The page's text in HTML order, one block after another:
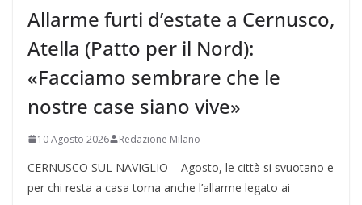
Allarme furti d’estate a Cernusco,
Atella (Patto per il Nord):
«Facciamo sembrare che le
nostre case siano vive»
10 Agosto 2026 Redazione Milano
CERNUSCO SUL NAVIGLIO – Agosto, le città si svuotano e
per chi resta a casa torna anche l’allarme legato ai